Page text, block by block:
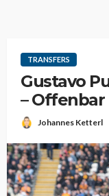
TRANSFERS
Gustavo
–
Johannes Ketterl